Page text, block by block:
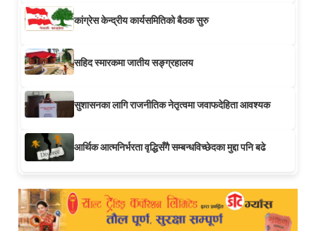
कांग्रेस केन्द्रीय कार्यसमितिको बैठक सुरु
सहिद स्मारकमा जातीय सङ्ग्रहालय
सुशासनका लागि राजनीतिक नेतृत्वमा जवाफदेहिता आवश्यक
आर्थिक आत्मनिर्भरता वृद्धिसँगै सम्बन्धविच्छेदका मुद्दा पनि बढे